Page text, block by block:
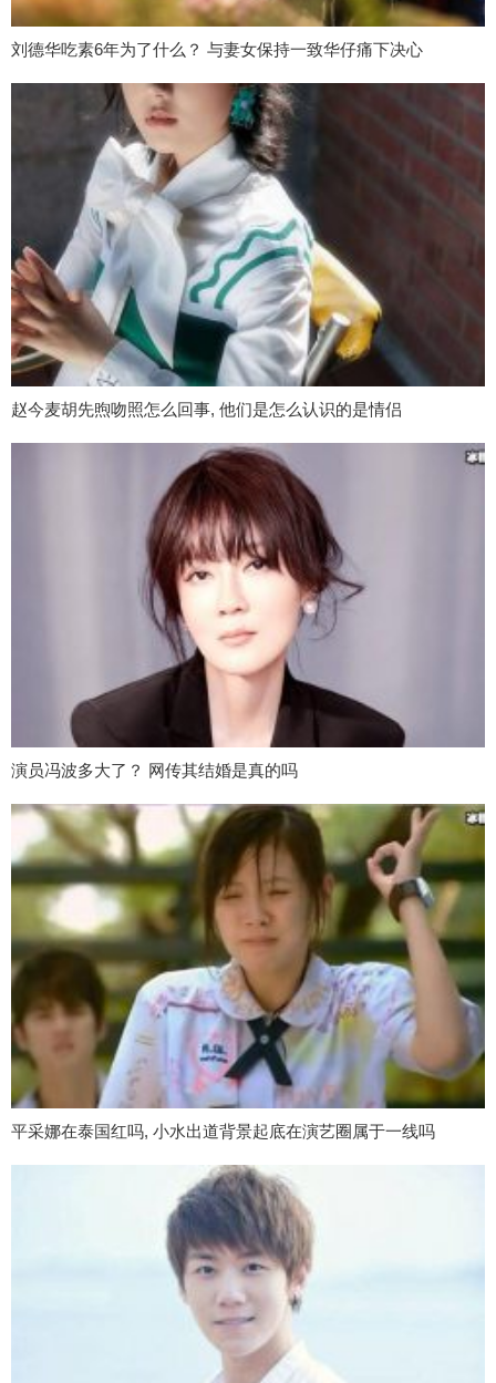
刘德华吃素6年为了什么？ 与妻女保持一致华仔痛下决心
赵今麦胡先煦吻照怎么回事, 他们是怎么认识的是情侣
演员冯波多大了？ 网传其结婚是真的吗
平采娜在泰国红吗, 小水出道背景起底在演艺圈属于一线吗